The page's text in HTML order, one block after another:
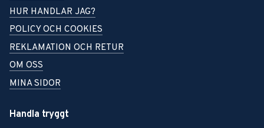
HUR HANDLAR JAG?
POLICY OCH COOKIES
REKLAMATION OCH RETUR
OM OSS
MINA SIDOR
Handla tryggt